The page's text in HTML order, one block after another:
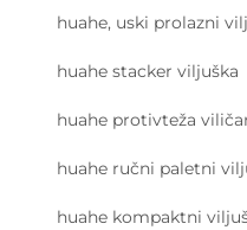
huahe, uski prolazni
huahe stacker viljuška
huahe protivteža
huahe ručni paletni
huahe kompaktni